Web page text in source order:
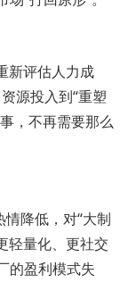
新评估人力成
源投入到“重塑
，不再需要那么
降低，对“大制
轻量化、更社交
的盈利模式失